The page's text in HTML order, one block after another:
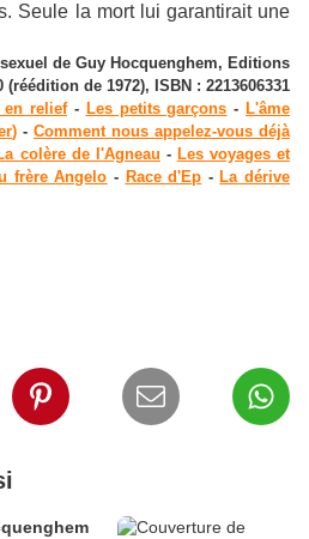
Seule la mort lui garantirait une
de Guy Hocquenghem, Editions
(réédition de 1972), ISBN : 2213606331
en relief- Les petits garçons - L'âme
) - Comment nous appelez-vous déjà
colère de l'Agneau - Les voyages et
frère Angelo - Race d'Ep - La dérive